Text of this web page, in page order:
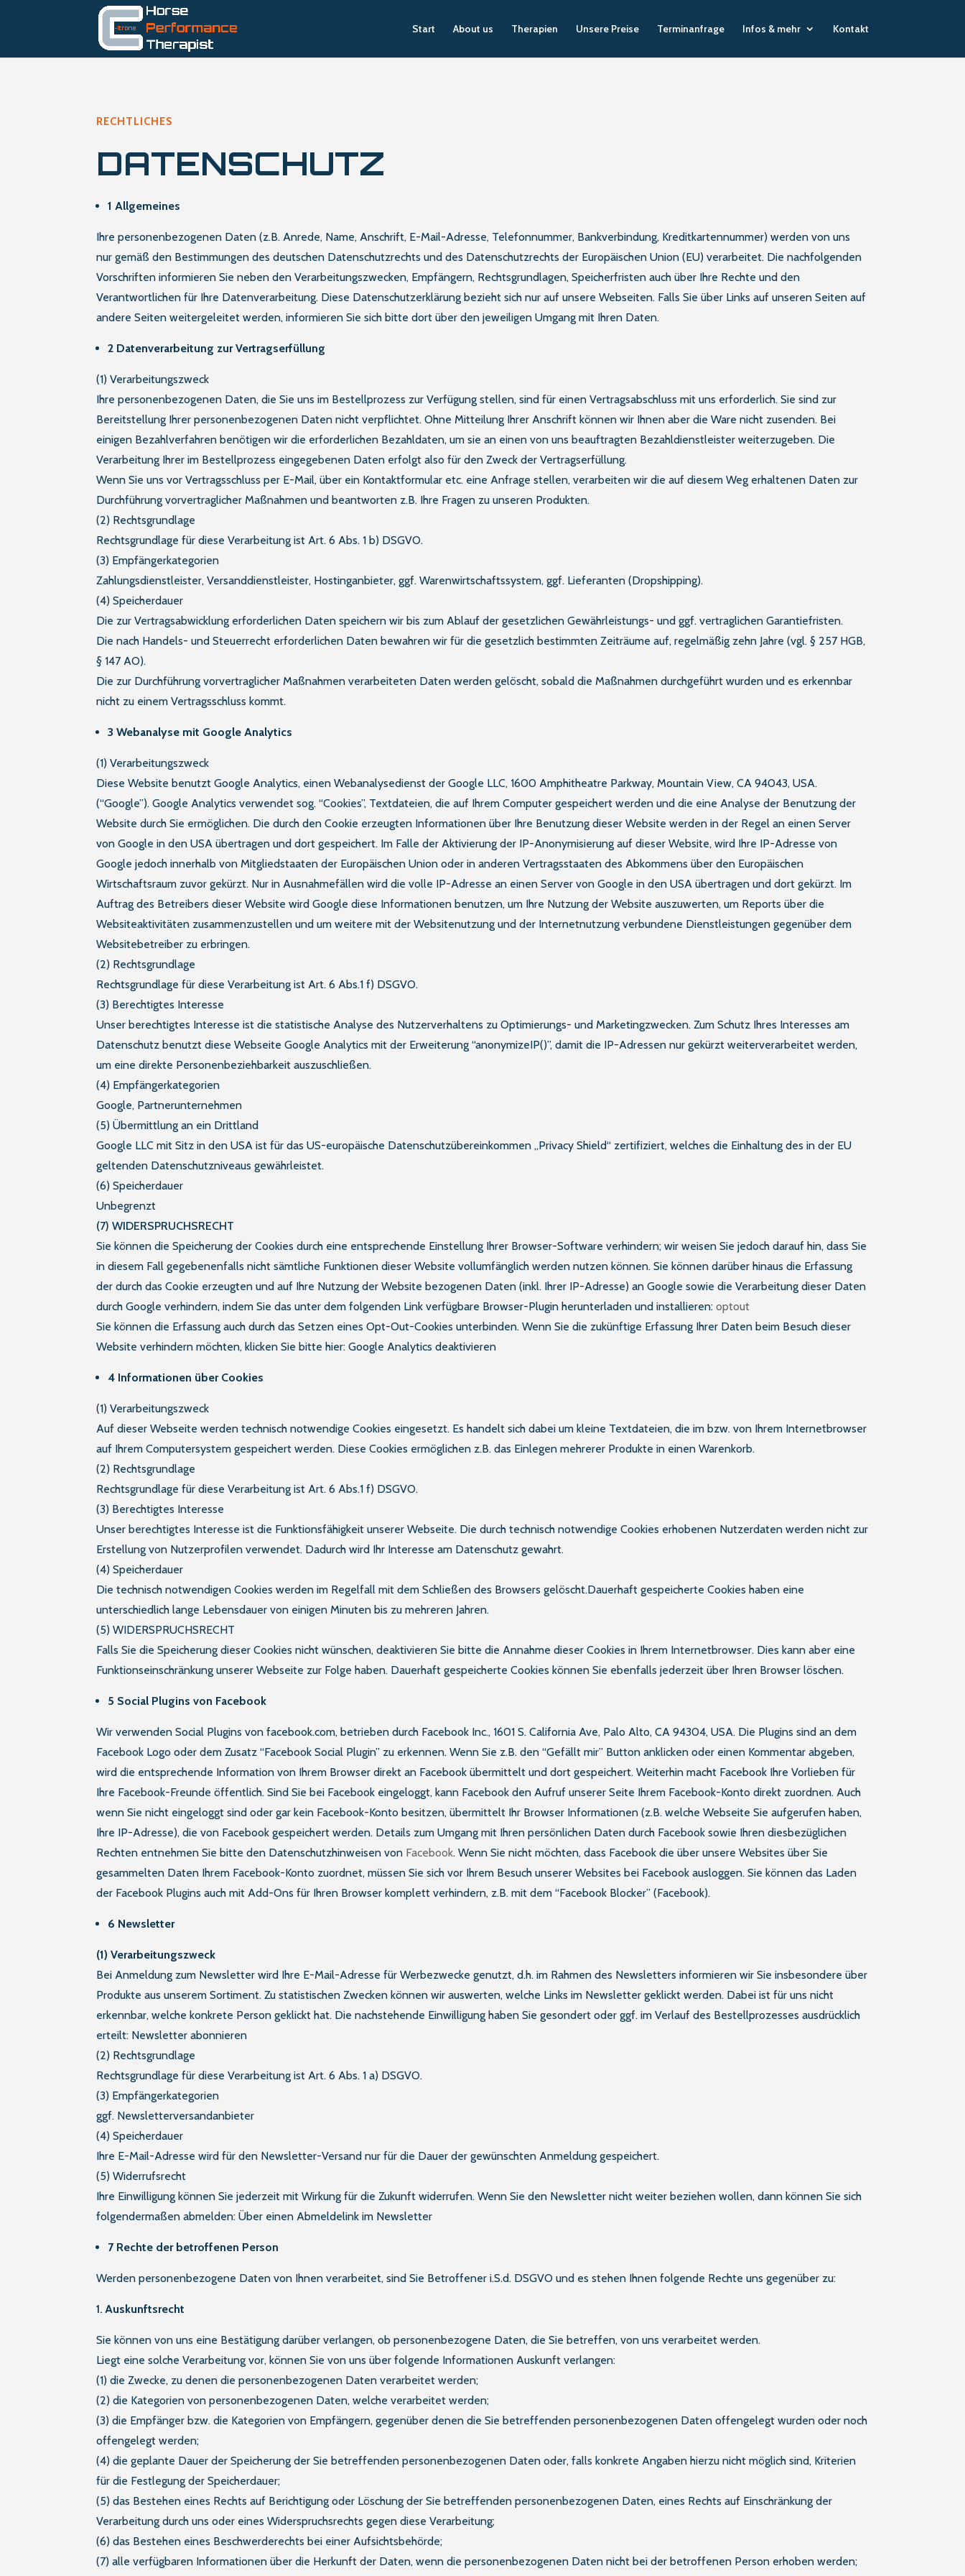
Start About us Therapien Unsere Preise Terminanfrage Infos & mehr Kontakt
RECHTLICHES
DATENSCHUTZ
1 Allgemeines
Ihre personenbezogenen Daten (z.B. Anrede, Name, Anschrift, E-Mail-Adresse, Telefonnummer, Bankverbindung, Kreditkartennummer) werden von uns
nur gemäß den Bestimmungen des deutschen Datenschutzrechts und des Datenschutzrechts der Europäischen Union (EU) verarbeitet. Die nachfolgenden
Vorschriften informieren Sie neben den Verarbeitungszwecken, Empfängern, Rechtsgrundlagen, Speicherfristen auch über Ihre Rechte und den
Verantwortlichen für Ihre Datenverarbeitung. Diese Datenschutzerklärung bezieht sich nur auf unsere Webseiten. Falls Sie über Links auf unseren Seiten auf
andere Seiten weitergeleitet werden, informieren Sie sich bitte dort über den jeweiligen Umgang mit Ihren Daten.
2 Datenverarbeitung zur Vertragserfüllung
(1) Verarbeitungszweck
Ihre personenbezogenen Daten, die Sie uns im Bestellprozess zur Verfügung stellen, sind für einen Vertragsabschluss mit uns erforderlich. Sie sind zur
Bereitstellung Ihrer personenbezogenen Daten nicht verpflichtet. Ohne Mitteilung Ihrer Anschrift können wir Ihnen aber die Ware nicht zusenden. Bei
einigen Bezahlverfahren benötigen wir die erforderlichen Bezahldaten, um sie an einen von uns beauftragten Bezahldienstleister weiterzugeben. Die
Verarbeitung Ihrer im Bestellprozess eingegebenen Daten erfolgt also für den Zweck der Vertragserfüllung.
Wenn Sie uns vor Vertragsschluss per E-Mail, über ein Kontaktformular etc. eine Anfrage stellen, verarbeiten wir die auf diesem Weg erhaltenen Daten zur
Durchführung vorvertraglicher Maßnahmen und beantworten z.B. Ihre Fragen zu unseren Produkten.
(2) Rechtsgrundlage
Rechtsgrundlage für diese Verarbeitung ist Art. 6 Abs. 1 b) DSGVO.
(3) Empfängerkategorien
Zahlungsdienstleister, Versanddienstleister, Hostinganbieter, ggf. Warenwirtschaftssystem, ggf. Lieferanten (Dropshipping).
(4) Speicherdauer
Die zur Vertragsabwicklung erforderlichen Daten speichern wir bis zum Ablauf der gesetzlichen Gewährleistungs- und ggf. vertraglichen Garantiefristen.
Die nach Handels- und Steuerrecht erforderlichen Daten bewahren wir für die gesetzlich bestimmten Zeiträume auf, regelmäßig zehn Jahre (vgl. § 257 HGB,
§ 147 AO).
Die zur Durchführung vorvertraglicher Maßnahmen verarbeiteten Daten werden gelöscht, sobald die Maßnahmen durchgeführt wurden und es erkennbar
nicht zu einem Vertragsschluss kommt.
3 Webanalyse mit Google Analytics
(1) Verarbeitungszweck
Diese Website benutzt Google Analytics, einen Webanalysedienst der Google LLC, 1600 Amphitheatre Parkway, Mountain View, CA 94043, USA.
(“Google”). Google Analytics verwendet sog. “Cookies”, Textdateien, die auf Ihrem Computer gespeichert werden und die eine Analyse der Benutzung der
Website durch Sie ermöglichen. Die durch den Cookie erzeugten Informationen über Ihre Benutzung dieser Website werden in der Regel an einen Server
von Google in den USA übertragen und dort gespeichert. Im Falle der Aktivierung der IP-Anonymisierung auf dieser Website, wird Ihre IP-Adresse von
Google jedoch innerhalb von Mitgliedstaaten der Europäischen Union oder in anderen Vertragsstaaten des Abkommens über den Europäischen
Wirtschaftsraum zuvor gekürzt. Nur in Ausnahmefällen wird die volle IP-Adresse an einen Server von Google in den USA übertragen und dort gekürzt. Im
Auftrag des Betreibers dieser Website wird Google diese Informationen benutzen, um Ihre Nutzung der Website auszuwerten, um Reports über die
Websiteaktivitäten zusammenzustellen und um weitere mit der Websitenutzung und der Internetnutzung verbundene Dienstleistungen gegenüber dem
Websitebetreiber zu erbringen.
(2) Rechtsgrundlage
Rechtsgrundlage für diese Verarbeitung ist Art. 6 Abs.1 f) DSGVO.
(3) Berechtigtes Interesse
Unser berechtigtes Interesse ist die statistische Analyse des Nutzerverhaltens zu Optimierungs- und Marketingzwecken. Zum Schutz Ihres Interesses am
Datenschutz benutzt diese Webseite Google Analytics mit der Erweiterung “anonymizeIP()”, damit die IP-Adressen nur gekürzt weiterverarbeitet werden,
um eine direkte Personenbeziehbarkeit auszuschließen.
(4) Empfängerkategorien
Google, Partnerunternehmen
(5) Übermittlung an ein Drittland
Google LLC mit Sitz in den USA ist für das US-europäische Datenschutzübereinkommen „Privacy Shield“ zertifiziert, welches die Einhaltung des in der EU
geltenden Datenschutzniveaus gewährleistet.
(6) Speicherdauer
Unbegrenzt
(7) WIDERSPRUCHSRECHT
Sie können die Speicherung der Cookies durch eine entsprechende Einstellung Ihrer Browser-Software verhindern; wir weisen Sie jedoch darauf hin, dass Sie
in diesem Fall gegebenenfalls nicht sämtliche Funktionen dieser Website vollumfänglich werden nutzen können. Sie können darüber hinaus die Erfassung
der durch das Cookie erzeugten und auf Ihre Nutzung der Website bezogenen Daten (inkl. Ihrer IP-Adresse) an Google sowie die Verarbeitung dieser Daten
durch Google verhindern, indem Sie das unter dem folgenden Link verfügbare Browser-Plugin herunterladen und installieren:optout
Sie können die Erfassung auch durch das Setzen eines Opt-Out-Cookies unterbinden. Wenn Sie die zukünftige Erfassung Ihrer Daten beim Besuch dieser
Website verhindern möchten, klicken Sie bitte hier: Google Analytics deaktivieren
4 Informationen über Cookies
(1) Verarbeitungszweck
Auf dieser Webseite werden technisch notwendige Cookies eingesetzt. Es handelt sich dabei um kleine Textdateien, die im bzw. von Ihrem Internetbrowser
auf Ihrem Computersystem gespeichert werden. Diese Cookies ermöglichen z.B. das Einlegen mehrerer Produkte in einen Warenkorb.
(2) Rechtsgrundlage
Rechtsgrundlage für diese Verarbeitung ist Art. 6 Abs.1 f) DSGVO.
(3) Berechtigtes Interesse
Unser berechtigtes Interesse ist die Funktionsfähigkeit unserer Webseite. Die durch technisch notwendige Cookies erhobenen Nutzerdaten werden nicht zur
Erstellung von Nutzerprofilen verwendet. Dadurch wird Ihr Interesse am Datenschutz gewahrt.
(4) Speicherdauer
Die technisch notwendigen Cookies werden im Regelfall mit dem Schließen des Browsers gelöscht.Dauerhaft gespeicherte Cookies haben eine
unterschiedlich lange Lebensdauer von einigen Minuten bis zu mehreren Jahren.
(5) WIDERSPRUCHSRECHT
Falls Sie die Speicherung dieser Cookies nicht wünschen, deaktivieren Sie bitte die Annahme dieser Cookies in Ihrem Internetbrowser. Dies kann aber eine
Funktionseinschränkung unserer Webseite zur Folge haben. Dauerhaft gespeicherte Cookies können Sie ebenfalls jederzeit über Ihren Browser löschen.
5 Social Plugins von Facebook
Wir verwenden Social Plugins von facebook.com, betrieben durch Facebook Inc., 1601 S. California Ave, Palo Alto, CA 94304, USA. Die Plugins sind an dem
Facebook Logo oder dem Zusatz “Facebook Social Plugin” zu erkennen. Wenn Sie z.B. den “Gefällt mir” Button anklicken oder einen Kommentar abgeben,
wird die entsprechende Information von Ihrem Browser direkt an Facebook übermittelt und dort gespeichert. Weiterhin macht Facebook Ihre Vorlieben für
Ihre Facebook-Freunde öffentlich. Sind Sie bei Facebook eingeloggt, kann Facebook den Aufruf unserer Seite Ihrem Facebook-Konto direkt zuordnen. Auch
wenn Sie nicht eingeloggt sind oder gar kein Facebook-Konto besitzen, übermittelt Ihr Browser Informationen (z.B. welche Webseite Sie aufgerufen haben,
Ihre IP-Adresse), die von Facebook gespeichert werden. Details zum Umgang mit Ihren persönlichen Daten durch Facebook sowie Ihren diesbezüglichen
Rechten entnehmen Sie bitte den Datenschutzhinweisen von Facebook. Wenn Sie nicht möchten, dass Facebook die über unsere Websites über Sie
gesammelten Daten Ihrem Facebook-Konto zuordnet, müssen Sie sich vor Ihrem Besuch unserer Websites bei Facebook ausloggen. Sie können das Laden
der Facebook Plugins auch mit Add-Ons für Ihren Browser komplett verhindern, z.B. mit dem “Facebook Blocker” (Facebook).
6 Newsletter
(1) Verarbeitungszweck
Bei Anmeldung zum Newsletter wird Ihre E-Mail-Adresse für Werbezwecke genutzt, d.h. im Rahmen des Newsletters informieren wir Sie insbesondere über
Produkte aus unserem Sortiment. Zu statistischen Zwecken können wir auswerten, welche Links im Newsletter geklickt werden. Dabei ist für uns nicht
erkennbar, welche konkrete Person geklickt hat. Die nachstehende Einwilligung haben Sie gesondert oder ggf. im Verlauf des Bestellprozesses ausdrücklich
erteilt: Newsletter abonnieren
(2) Rechtsgrundlage
Rechtsgrundlage für diese Verarbeitung ist Art. 6 Abs. 1 a) DSGVO.
(3) Empfängerkategorien
ggf. Newsletterversandanbieter
(4) Speicherdauer
Ihre E-Mail-Adresse wird für den Newsletter-Versand nur für die Dauer der gewünschten Anmeldung gespeichert.
(5) Widerrufsrecht
Ihre Einwilligung können Sie jederzeit mit Wirkung für die Zukunft widerrufen. Wenn Sie den Newsletter nicht weiter beziehen wollen, dann können Sie sich
folgendermaßen abmelden: Über einen Abmeldelink im Newsletter
7 Rechte der betroffenen Person
Werden personenbezogene Daten von Ihnen verarbeitet, sind Sie Betroffener i.S.d. DSGVO und es stehen Ihnen folgende Rechte uns gegenüber zu:
Auskunftsrecht
Sie können von uns eine Bestätigung darüber verlangen, ob personenbezogene Daten, die Sie betreffen, von uns verarbeitet werden.
Liegt eine solche Verarbeitung vor, können Sie von uns über folgende Informationen Auskunft verlangen:
(1) die Zwecke, zu denen die personenbezogenen Daten verarbeitet werden;
(2) die Kategorien von personenbezogenen Daten, welche verarbeitet werden;
(3) die Empfänger bzw. die Kategorien von Empfängern, gegenüber denen die Sie betreffenden personenbezogenen Daten offengelegt wurden oder noch
offengelegt werden;
(4) die geplante Dauer der Speicherung der Sie betreffenden personenbezogenen Daten oder, falls konkrete Angaben hierzu nicht möglich sind, Kriterien
für die Festlegung der Speicherdauer;
(5) das Bestehen eines Rechts auf Berichtigung oder Löschung der Sie betreffenden personenbezogenen Daten, eines Rechts auf Einschränkung der
Verarbeitung durch uns oder eines Widerspruchsrechts gegen diese Verarbeitung;
(6) das Bestehen eines Beschwerderechts bei einer Aufsichtsbehörde;
(7) alle verfügbaren Informationen über die Herkunft der Daten, wenn die personenbezogenen Daten nicht bei der betroffenen Person erhoben werden;